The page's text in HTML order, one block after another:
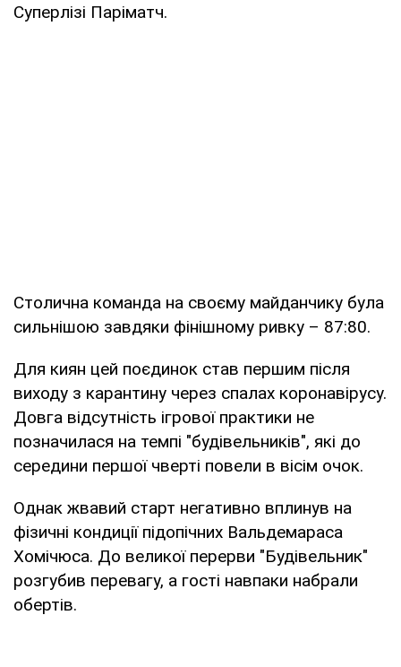
Суперлізі Паріматч.
Столична команда на своєму майданчику була
сильнішою завдяки фінішному ривку – 87:80.
Для киян цей поєдинок став першим після
виходу з карантину через спалах коронавірусу.
Довга відсутність ігрової практики не
позначилася на темпі "будівельників", які до
середини першої чверті повели в вісім очок.
Однак жвавий старт негативно вплинув на
фізичні кондиції підопічних Вальдемараса
Хомічюса. До великої перерви "Будівельник"
розгубив перевагу, а гості навпаки набрали
обертів.